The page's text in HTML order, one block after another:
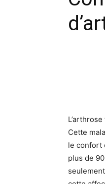
Cette
le confort
plus de